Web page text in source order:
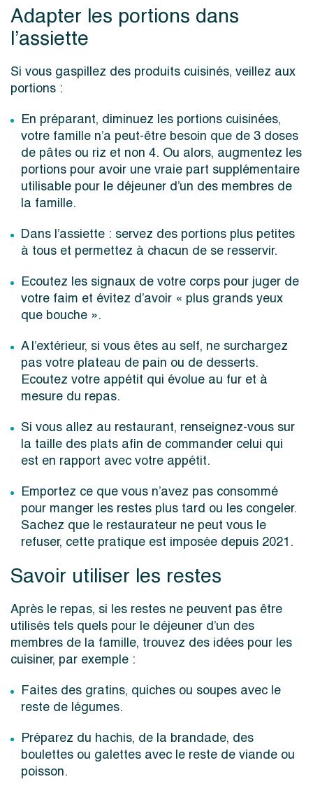
Adapter les portions dans
l’assiette
Si vous gaspillez des produits cuisinés, veillez aux
portions :
En préparant, diminuez les portions cuisinées,
votre famille n’a peut-être besoin que de 3 doses
de pâtes ou riz et non 4. Ou alors, augmentez les
portions pour avoir une vraie part supplémentaire
utilisable pour le déjeuner d’un des membres de
la famille.
Dans l’assiette : servez des portions plus petites
à tous et permettez à chacun de se resservir.
Ecoutez les signaux de votre corps pour juger de
votre faim et évitez d’avoir « plus grands yeux
que bouche ».
A l’extérieur, si vous êtes au self, ne surchargez
pas votre plateau de pain ou de desserts.
Ecoutez votre appétit qui évolue au fur et à
mesure du repas.
Si vous allez au restaurant, renseignez-vous sur
la taille des plats afin de commander celui qui
est en rapport avec votre appétit.
Emportez ce que vous n’avez pas consommé
pour manger les restes plus tard ou les congeler.
Sachez que le restaurateur ne peut vous le
refuser, cette pratique est imposée depuis 2021.
Savoir utiliser les restes
Après le repas, si les restes ne peuvent pas être
utilisés tels quels pour le déjeuner d’un des
membres de la famille, trouvez des idées pour les
cuisiner, par exemple :
Faites des gratins, quiches ou soupes avec le
reste de légumes.
Préparez du hachis, de la brandade, des
boulettes ou galettes avec le reste de viande ou
poisson.